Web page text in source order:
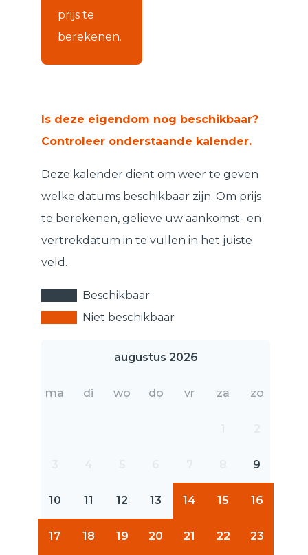
prijs te
berekenen.
Is deze eigendom nog beschikbaar?
Controleer onderstaande kalender.
Deze kalender dient om weer te geven
welke datums beschikbaar zijn. Om prijs
te berekenen, gelieve uw aankomst- en
vertrekdatum in te vullen in het juiste
veld.
Beschikbaar
Niet beschikbaar
augustus 2026
ma di wo do vr za zo
9
10 11 12 13 14 15 16
17 18 19 20 21 22 23